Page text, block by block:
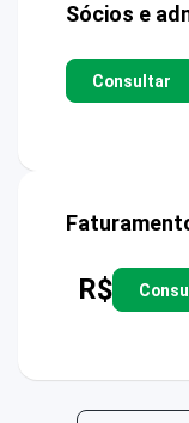
Sócios e
Consultar
R$